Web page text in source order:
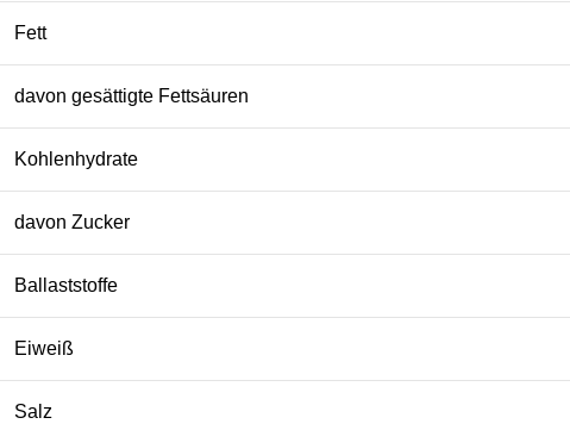
Fett
davon gesättigte Fettsäuren
Kohlenhydrate
davon Zucker
Ballaststoffe
Eiweiß
Salz